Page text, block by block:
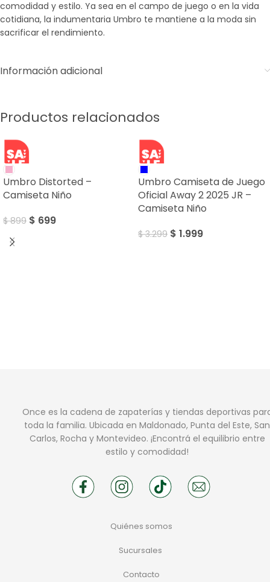
comodidad y estilo. Ya sea en el campo de juego o en la vida
cotidiana, la indumentaria Umbro te mantiene a la moda sin
sacrificar el rendimiento.
Información adicional
Productos relacionados
SALE
Umbro Distorted –
Camiseta Niño
$899 $ 699
SALE
Umbro Camiseta de Juego
Oficial Away 2 2025 JR –
Camiseta Niño
$3.299 $ 1.999
Once es la cadena de zapaterías y tiendas deportivas
toda la familia. Ubicada en Maldonado, Punta del Este, San
Carlos, Rocha y Montevideo. ¡Encontrá el equilibrio entre
estilo y comodidad!
Quiénes somos
Sucursales
Contacto